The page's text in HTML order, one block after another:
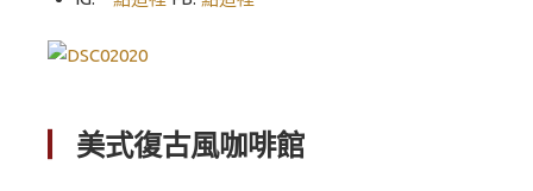
美式復古風咖啡館